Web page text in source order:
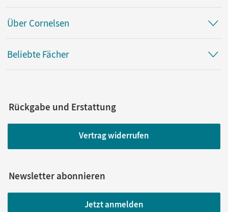
Über Cornelsen
Beliebte Fächer
Rückgabe und Erstattung
Vertrag widerrufen
Newsletter abonnieren
Jetzt anmelden